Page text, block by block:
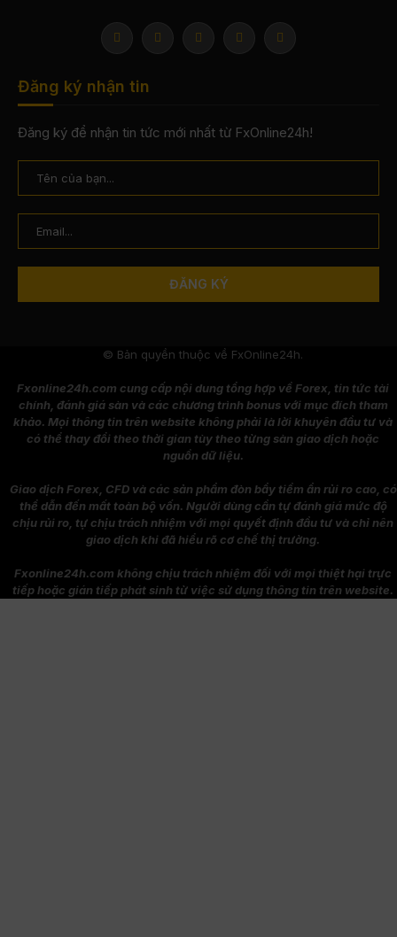
Đăng ký nhận tin
Đăng ký để nhận tin tức mới nhất từ FxOnline24h!
© Bản quyền thuộc về FxOnline24h.
Fxonline24h.com cung cấp nội dung tổng hợp về Forex, tin tức tài
chính, đánh giá sàn và các chương trình bonus với mục đích tham
khảo. Mọi thông tin trên website không phải là lời khuyên đầu tư và
có thể thay đổi theo thời gian tùy theo từng sàn giao dịch hoặc
nguồn dữ liệu.
Giao dịch Forex, CFD và các sản phẩm đòn bẩy tiềm ẩn rủi ro cao, có
thể dẫn đến mất toàn bộ vốn. Người dùng cần tự đánh giá mức độ
chịu rủi ro, tự chịu trách nhiệm với mọi quyết định đầu tư và chỉ nên
giao dịch khi đã hiểu rõ cơ chế thị trường.
Fxonline24h.com không chịu trách nhiệm đối với mọi thiệt hại trực
tiếp hoặc gián tiếp phát sinh từ việc sử dụng thông tin trên website.